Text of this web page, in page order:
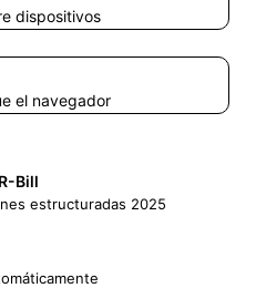
dispositivos
el navegador
Bill
estructuradas 2025